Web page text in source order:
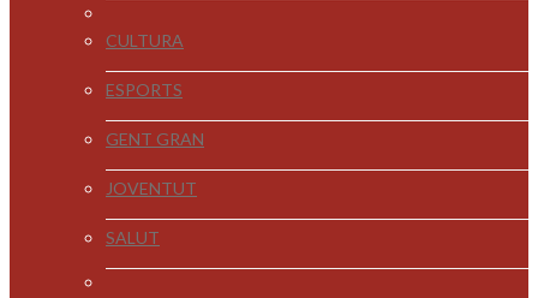
CULTURA
ESPORTS
GENT GRAN
JOVENTUT
SALUT